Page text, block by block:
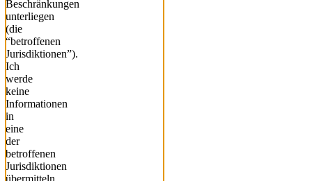
Beschränkungen
unterliegen
(die
“betroffenen
Jurisdiktionen”).
Ich
werde
keine
Informationen
in
eine
der
betroffenen
Jurisdiktionen